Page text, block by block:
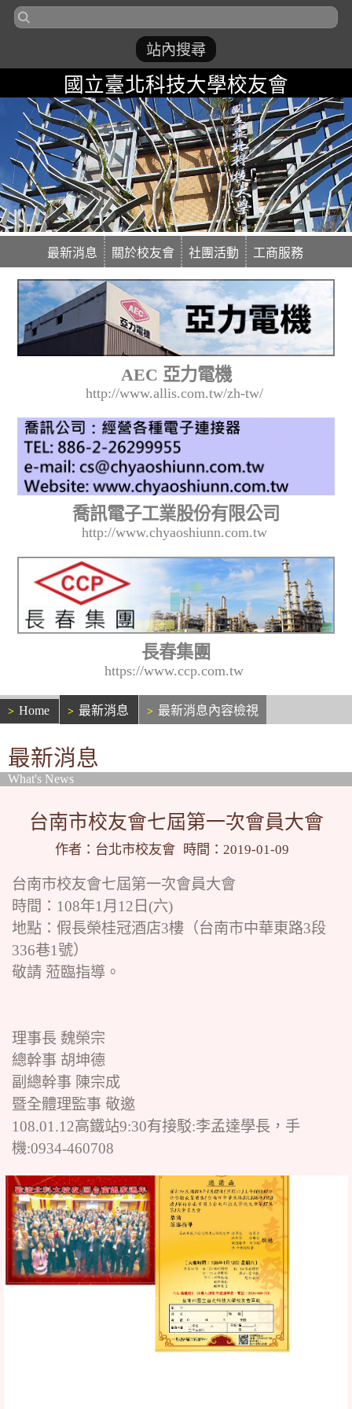
國立臺北科技大學校友會
最新消息 關於校友會 社團活動 工商服務
AEC 亞力電機
http://www.allis.com.tw/zh-tw/
喬訊電子工業股份有限公司
http://www.chyaoshiunn.com.tw
長春集團
https://www.ccp.com.tw
Home 最新消息 最新消息內容檢視
最新消息
What's News
台南市校友會七屆第一次會員大會
作者：台北市校友會 時間：2019-01-09
台南市校友會七屆第一次會員大會
時間：108年1月12日(六)
地點：假長榮桂冠酒店3樓（台南市中華東路3段
336巷1號）
敬請 蒞臨指導。
理事長 魏榮宗
總幹事 胡坤德
副總幹事 陳宗成
暨全體理監事 敬邀
108.01.12高鐵站9:30有接駁:李孟達學長，手
機:0934-460708